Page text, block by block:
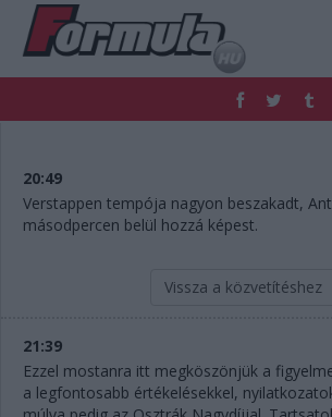
FORMULA
NEMZETKÖZI
HAZAI
RETRO
EGYÉB
TIPPJÁTÉK
20:49
Verstappen tempója nagyon beszakadt,
másodpercen belül hozzá képest.
Vissza a közvetítéshez
21:39
Ezzel mostanra itt megköszönjük a
a legfontosabb értékelésekkel,